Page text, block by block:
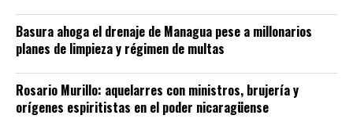
Basura ahoga el drenaje de Managua pese a millonarios
planes de limpieza y régimen de multas
Rosario Murillo: aquelarres con ministros, brujería y
orígenes espiritistas en el poder nicaragüense